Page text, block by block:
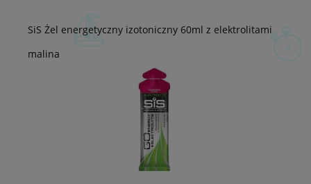
SiS Żel energetyczny izotoniczny 60ml z elektrolitami
malina